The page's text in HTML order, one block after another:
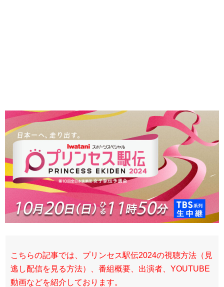
こちらの記事では、プリンセス駅伝2024の視聴方法（見
逃し配信を見る方法）、番組概要、出演者、YOUTUBE
動画などを紹介しております。